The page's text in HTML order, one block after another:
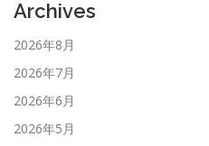
Archives
2026年8月
2026年7月
2026年6月
2026年5月